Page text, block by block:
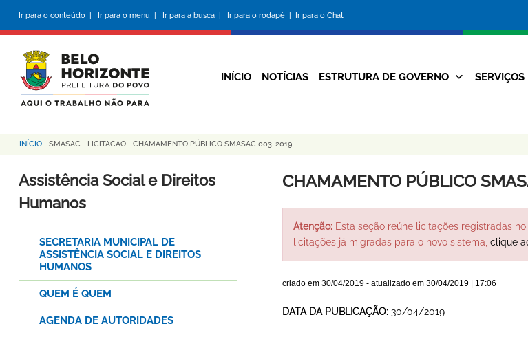
conteúdo
principal
Ir para o conteúdo | Ir para o menu | Ir para a busca | Ir para o rodapé | Ir para o Chat
da
Prefeitura
Navegação
INÍCIO NOTÍCIAS ESTRUTURA DE GOVERNO SERVIÇOS
Trilha
de
navegação
INÍCIO - SMASAC - LICITACAO - CHAMAMENTO PÚBLICO SMASAC 003-2019
CHAMAMENTO PÚBLICO
Atenção:Esta seção reúne licitações registradas
licitações já migradas para o novo sistema, clique
criado em 30/04/2019- atualizado em 30/04/2019 | 17:06
DATA DA PUBLICAÇÃO: 30/04/2019
Assistência Social e Direitos
Humanos
SECRETARIA MUNICIPAL DE
ASSISTÊNCIA SOCIAL E DIREITOS
HUMANOS
QUEM É QUEM
AGENDA DE AUTORIDADES